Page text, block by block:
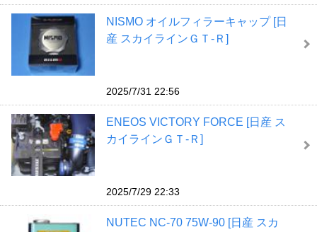
NISMO オイルフィラーキャップ [日
産 スカイラインＧＴ‐Ｒ]
2025/7/31 22:56
ENEOS VICTORY FORCE [日産 ス
カイラインＧＴ‐Ｒ]
2025/7/29 22:33
NUTEC NC-70 75W-90 [日産 スカ